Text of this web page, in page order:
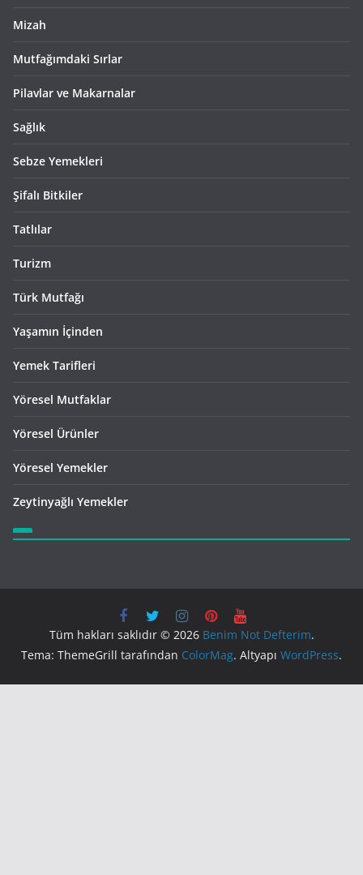
Mizah
Mutfağımdaki Sırlar
Pilavlar ve Makarnalar
Sağlık
Sebze Yemekleri
Şifalı Bitkiler
Tatlılar
Turizm
Türk Mutfağı
Yaşamın İçinden
Yemek Tarifleri
Yöresel Mutfaklar
Yöresel Ürünler
Yöresel Yemekler
Zeytinyağlı Yemekler
Tüm hakları saklıdır © 2026 Benim Not Defterim.
Tema: ThemeGrill tarafından ColorMag. Altyapı WordPress.